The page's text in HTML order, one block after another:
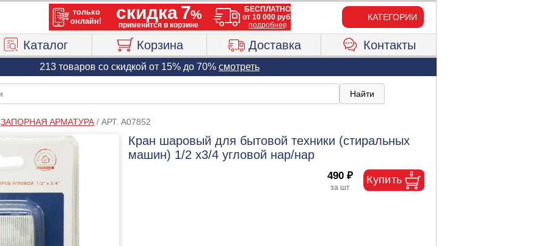
КАТЕГОРИИ
Каталог Корзина Доставка Контакты
213 товаров со скидкой от 15% до 70% смотреть
ЗАПОРНАЯ АРМАТУРА/ АРТ. A07852
Кран шаровый для бытовой техники (стиральных
машин) 1/2 х3/4 угловой нар/нар
490 ₽